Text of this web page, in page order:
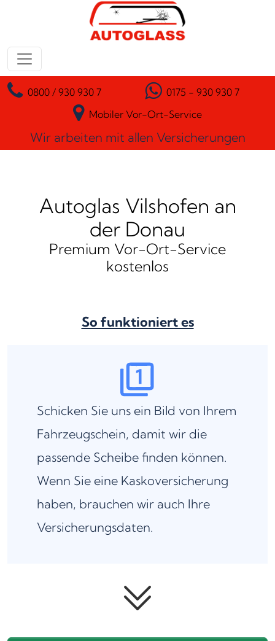
Zum Inhalt springen
Hauptnavigation
0800 / 930 930 7
0175 - 930 930 7
Mobiler Vor-Ort-Service
Wir arbeiten mit allen Versicherungen
Autoglas Vilshofen an
der Donau
Premium Vor-Ort-Service
kostenlos
So funktioniert es
Schicken Sie uns ein Bild von Ihrem
Fahrzeugschein, damit wir die
passende Scheibe finden können.
Wenn Sie eine Kaskoversicherung
haben, brauchen wir auch Ihre
Versicherungsdaten.